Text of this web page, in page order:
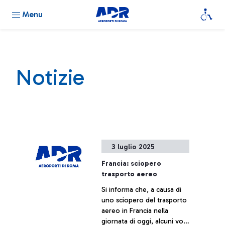
Menu
Notizie
3 luglio 2025
Francia: sciopero
trasporto aereo
Si informa che, a causa di
uno sciopero del trasporto
aereo in Francia nella
giornata di oggi, alcuni voli